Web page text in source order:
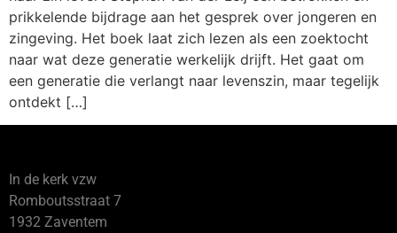
prikkelende bijdrage aan het gesprek over jongeren en
zingeving. Het boek laat zich lezen als een zoektocht
naar wat deze generatie werkelijk drijft. Het gaat om
een generatie die verlangt naar levenszin, maar tegelijk
ontdekt […]
In de kerk vzw
Romboutsstraat 7
1932 Zaventem